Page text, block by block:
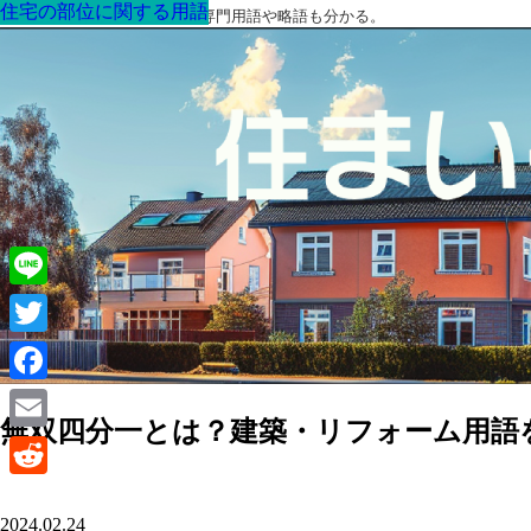
最高の家を作るための知識！専門用語や略語も分かる。
無双四分一とは？建築・リフォーム用語
住宅の部位に関する用語
2024.02.24
住宅の部位に関する用語
住宅の部位に関する用語
住宅の部位に関する用語
住宅の部位に関する用語
住宅の部位に関する用語
住宅の部位に関する用語
Line
Twitter
Facebook
Email